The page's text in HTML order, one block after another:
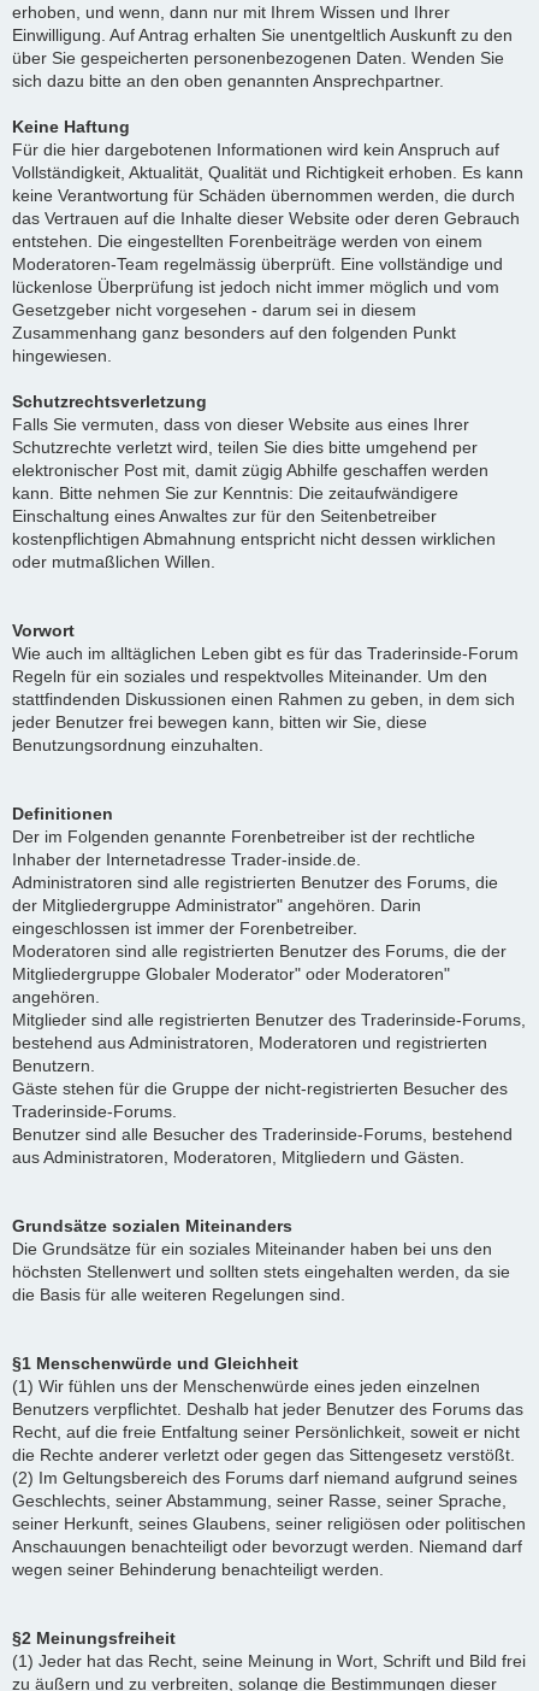
erhoben, und wenn, dann nur mit Ihrem Wissen und Ihrer
Einwilligung. Auf Antrag erhalten Sie unentgeltlich Auskunft zu den
über Sie gespeicherten personenbezogenen Daten. Wenden Sie
sich dazu bitte an den oben genannten Ansprechpartner.
Keine Haftung
Für die hier dargebotenen Informationen wird kein Anspruch auf
Vollständigkeit, Aktualität, Qualität und Richtigkeit erhoben. Es kann
keine Verantwortung für Schäden übernommen werden, die durch
das Vertrauen auf die Inhalte dieser Website oder deren Gebrauch
entstehen. Die eingestellten Forenbeiträge werden von einem
Moderatoren-Team regelmässig überprüft. Eine vollständige und
lückenlose Überprüfung ist jedoch nicht immer möglich und vom
Gesetzgeber nicht vorgesehen - darum sei in diesem
Zusammenhang ganz besonders auf den folgenden Punkt
hingewiesen.
Schutzrechtsverletzung
Falls Sie vermuten, dass von dieser Website aus eines Ihrer
Schutzrechte verletzt wird, teilen Sie dies bitte umgehend per
elektronischer Post mit, damit zügig Abhilfe geschaffen werden
kann. Bitte nehmen Sie zur Kenntnis: Die zeitaufwändigere
Einschaltung eines Anwaltes zur für den Seitenbetreiber
kostenpflichtigen Abmahnung entspricht nicht dessen wirklichen
oder mutmaßlichen Willen.
Vorwort
Wie auch im alltäglichen Leben gibt es für das Traderinside-Forum
Regeln für ein soziales und respektvolles Miteinander. Um den
stattfindenden Diskussionen einen Rahmen zu geben, in dem sich
jeder Benutzer frei bewegen kann, bitten wir Sie, diese
Benutzungsordnung einzuhalten.
Definitionen
Der im Folgenden genannte Forenbetreiber ist der rechtliche
Inhaber der Internetadresse Trader-inside.de.
Administratoren sind alle registrierten Benutzer des Forums, die
der Mitgliedergruppe Administrator" angehören. Darin
eingeschlossen ist immer der Forenbetreiber.
Moderatoren sind alle registrierten Benutzer des Forums, die der
Mitgliedergruppe Globaler Moderator" oder Moderatoren"
angehören.
Mitglieder sind alle registrierten Benutzer des Traderinside-Forums,
bestehend aus Administratoren, Moderatoren und registrierten
Benutzern.
Gäste stehen für die Gruppe der nicht-registrierten Besucher des
Traderinside-Forums.
Benutzer sind alle Besucher des Traderinside-Forums, bestehend
aus Administratoren, Moderatoren, Mitgliedern und Gästen.
Grundsätze sozialen Miteinanders
Die Grundsätze für ein soziales Miteinander haben bei uns den
höchsten Stellenwert und sollten stets eingehalten werden, da sie
die Basis für alle weiteren Regelungen sind.
§1 Menschenwürde und Gleichheit
(1) Wir fühlen uns der Menschenwürde eines jeden einzelnen
Benutzers verpflichtet. Deshalb hat jeder Benutzer des Forums das
Recht, auf die freie Entfaltung seiner Persönlichkeit, soweit er nicht
die Rechte anderer verletzt oder gegen das Sittengesetz verstößt.
(2) Im Geltungsbereich des Forums darf niemand aufgrund seines
Geschlechts, seiner Abstammung, seiner Rasse, seiner Sprache,
seiner Herkunft, seines Glaubens, seiner religiösen oder politischen
Anschauungen benachteiligt oder bevorzugt werden. Niemand darf
wegen seiner Behinderung benachteiligt werden.
§2 Meinungsfreiheit
(1) Jeder hat das Recht, seine Meinung in Wort, Schrift und Bild frei
zu äußern und zu verbreiten, solange die Bestimmungen dieser